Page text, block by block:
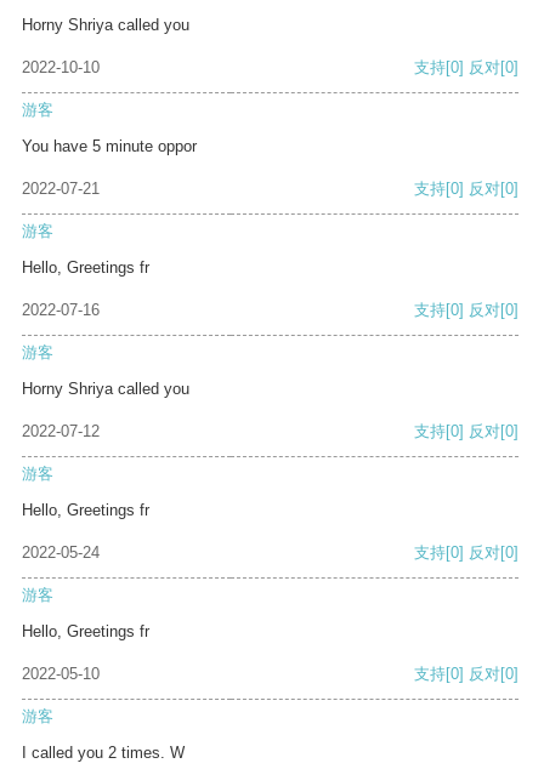
Horny Shriya called you
2022-10-10 支持[0] 反对[0]
游客
You have 5 minute oppor
2022-07-21 支持[0] 反对[0]
游客
Hello, Greetings fr
2022-07-16 支持[0] 反对[0]
游客
Horny Shriya called you
2022-07-12 支持[0] 反对[0]
游客
Hello, Greetings fr
2022-05-24 支持[0] 反对[0]
游客
Hello, Greetings fr
2022-05-10 支持[0] 反对[0]
游客
I called you 2 times. W